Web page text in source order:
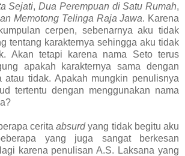
Sejati,Dua Perempuan di Satu Rumah,
Memotong Telinga Raja Jawa. Karena
cerpen, sebenarnya aku tidak
tentang karakternya sehingga aku tidak
Akan tetapi karena nama Seto terus
apakah karakternya sama dengan
atau tidak. Apakah mungkin penulisnya
tertentu dengan menggunakan nama
cerita absurdyang tidak begitu aku
yang juga sangat berkesan
karena penulisan A.S. Laksana yang